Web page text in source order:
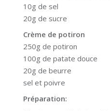
10g de sel
20g de sucre
Crème de potiron
250g de potiron
100g de patate douce
20g de beurre
sel et poivre
Préparation: